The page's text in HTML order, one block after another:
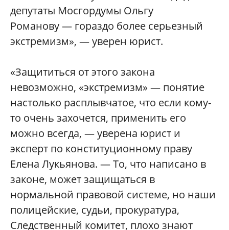
депутаты Мосгордумы Ольгу
Романову — гораздо более серьезный
экстремизм», — уверен юрист.
«Защититься от этого закона
невозможно, «экстремизм» — понятие
настолько расплывчатое, что если кому-
то очень захочется, применить его
можно всегда, — уверена юрист и
эксперт по конституционному праву
Елена Лукьянова. — То, что написано в
законе, может защищаться в
нормальной правовой системе, но наши
полицейские, судьи, прокуратура,
Следственный комитет, плохо знают